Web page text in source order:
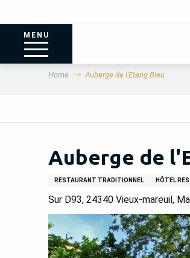
MENU
Home Auberge de l'Etang Bleu
Auberge de
RESTAURANT TRADITIONNEL HÔTEL
Sur D93, 24340 Vieux-mareuil,